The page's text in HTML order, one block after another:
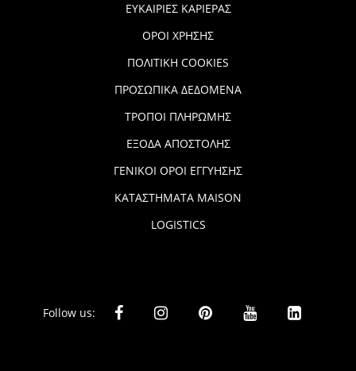
ΕΥΚΑΙΡΙΕΣ ΚΑΡΙΕΡΑΣ
ΟΡΟΙ ΧΡΗΣΗΣ
ΠΟΛΙΤΙΚΗ COOKIES
ΠΡΟΣΩΠΙΚΑ ΔΕΔΟΜΕΝΑ
ΤΡΟΠΟΙ ΠΛΗΡΩΜΗΣ
ΕΞΟΔΑ ΑΠΟΣΤΟΛΗΣ
ΓΕΝΙΚΟΙ ΟΡΟΙ ΕΓΓΥΗΣΗΣ
ΚΑΤΑΣΤΗΜΑΤΑ MAISON
LOGISTICS
Follow us: